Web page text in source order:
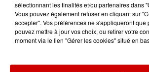
Born in the U.S.A
Springsteen : la
l’Amérique...
sélectionnant les finalités et/ou partenaires dans
Vous pouvez également refuser en cliquant sur
accepter". Vos préférences ne s'appliqueront que
pouvez mettre à jour vos choix, ou retirer votre
moment via le lien "Gérer les cookies" situé en